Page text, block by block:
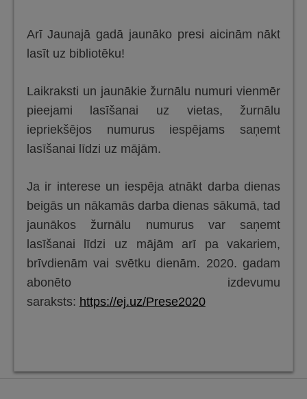
Arī Jaunajā gadā jaunāko presi aicinām nākt
lasīt uz bibliotēku!
Laikraksti un jaunākie žurnālu numuri vienmēr
pieejami lasīšanai uz vietas, žurnālu
iepriekšējos numurus iespējams saņemt
lasīšanai līdzi uz mājām.
Ja ir interese un iespēja atnākt darba dienas
beigās un nākamās darba dienas sākumā, tad
jaunākos žurnālu numurus var saņemt
lasīšanai līdzi uz mājām arī pa vakariem,
brīvdienām vai svētku dienām. 2020. gadam
abonēto izdevumu
saraksts: https://ej.uz/Prese2020